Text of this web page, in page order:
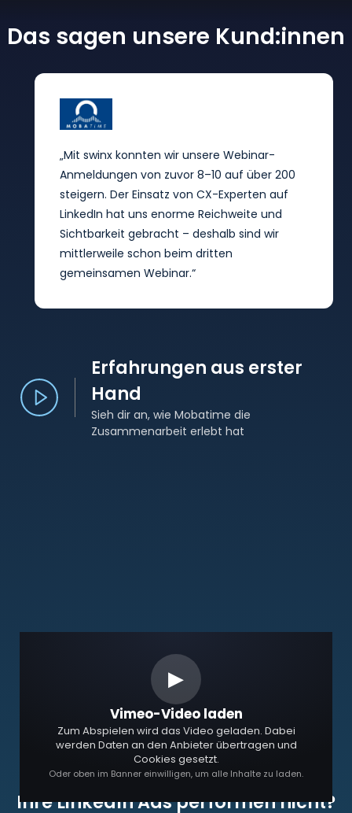
Das sagen unsere Kund:innen
„Mit swinx konnten wir unsere Webinar-
Anmeldungen von zuvor 8–10 auf über 200
steigern. Der Einsatz von CX-Experten auf
LinkedIn hat uns enorme Reichweite und
Sichtbarkeit gebracht – deshalb sind wir
mittlerweile schon beim dritten
gemeinsamen Webinar.“
Erfahrungen aus erster
Hand
Sieh dir an, wie Mobatime die
Zusammenarbeit erlebt hat
▶
Vimeo-Video laden
Zum Abspielen wird das Video geladen. Dabei
werden Daten an den Anbieter übertragen und
Cookies gesetzt.
Oder oben im Banner einwilligen, um alle Inhalte zu laden.
Casestudy „Mobatime“
Bisher erreichen Sie nur
Bestandskund:innen über Mail?
Ihre LinkedIn Ads performen nicht?